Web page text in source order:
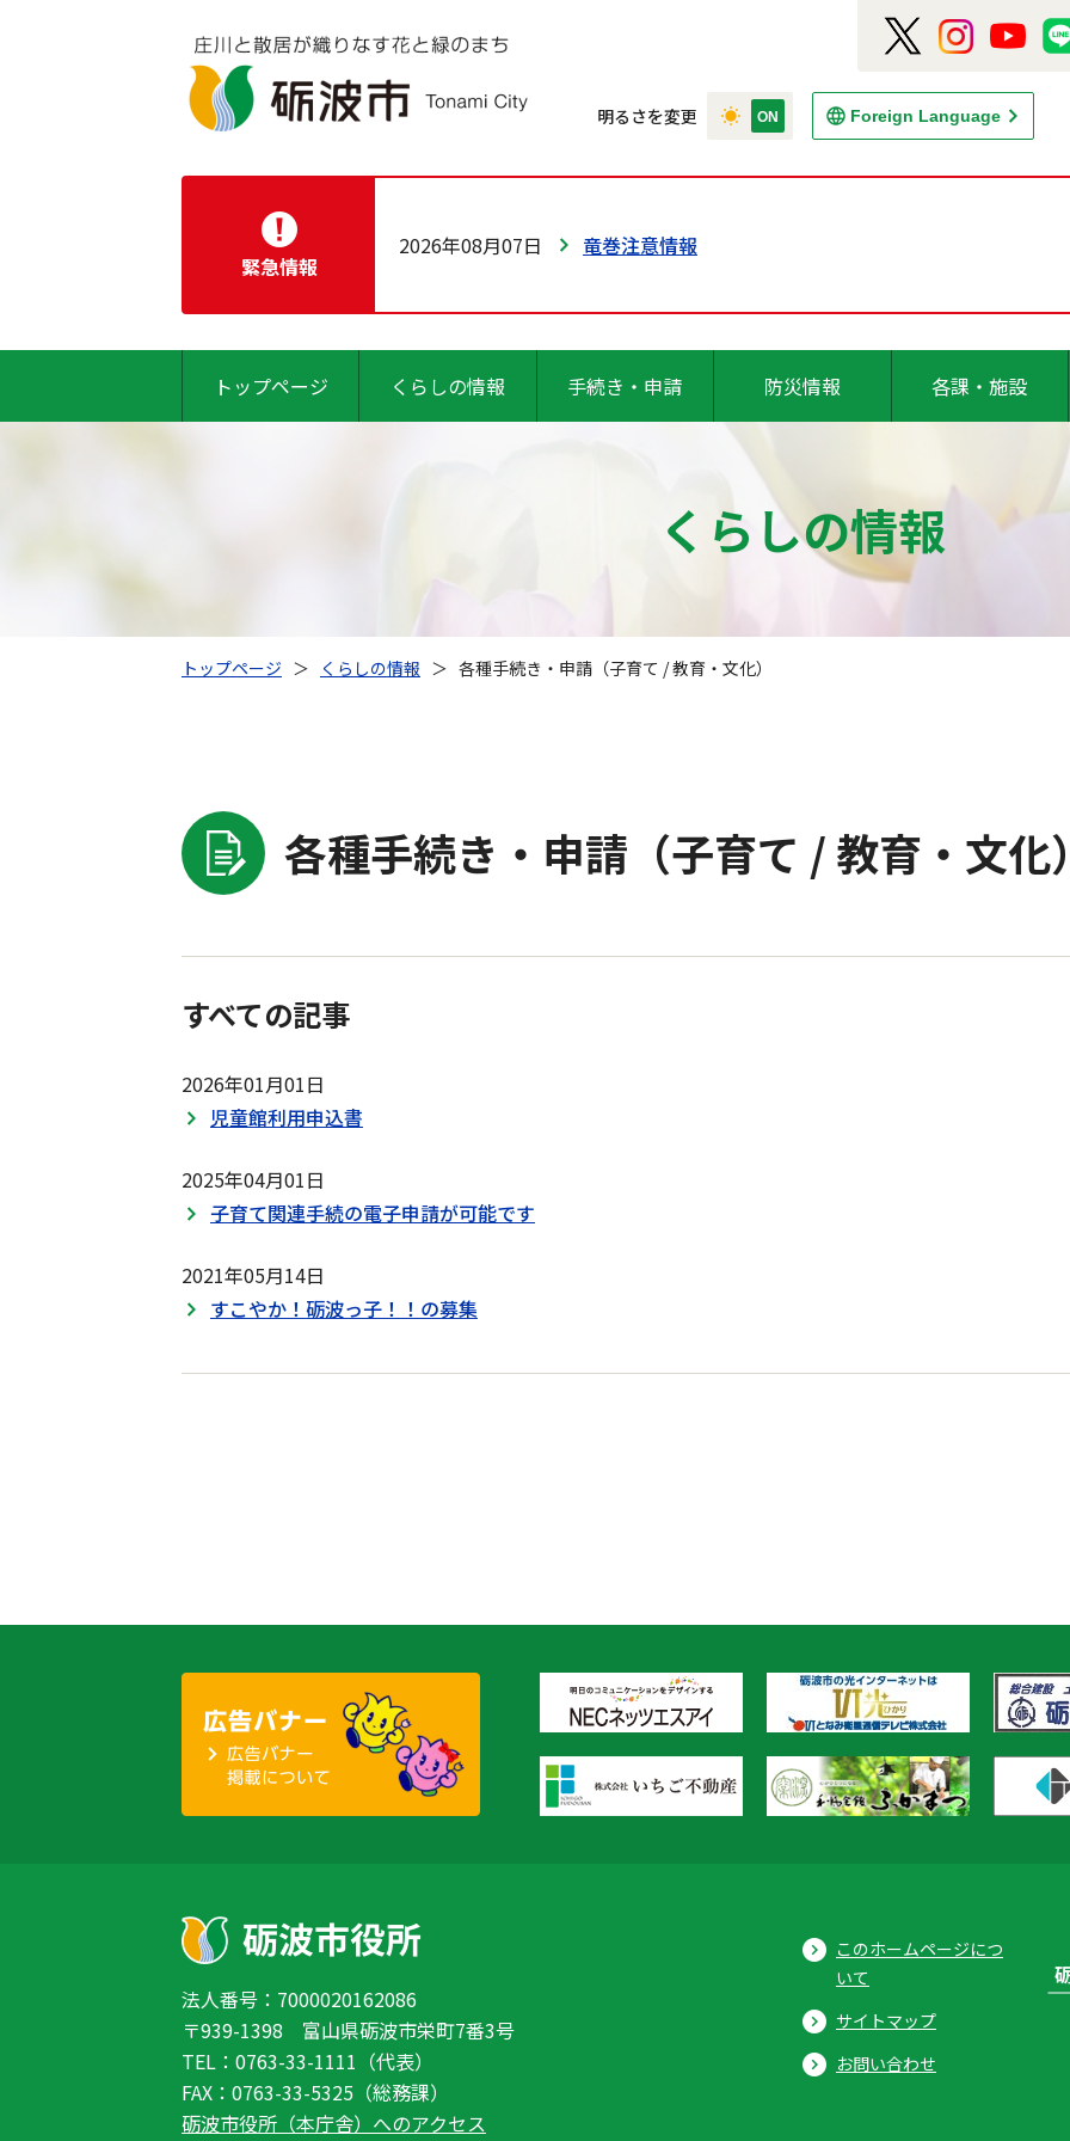
明るさを変更 Foreign Language
緊急情報
2026年08月07日 竜巻注意情報
トップページ くらしの情報 手続き・申請 防災情報 各課・施設
くらしの情報
トップページ ＞ くらしの情報 ＞ 各種手続き・申請（子育て / 教育・文化）
各種手続き・申請（子育て / 教育・文化
すべての記事
2026年01月01日
児童館利用申込書
2025年04月01日
子育て関連手続の電子申請が可能です
2021年05月14日
すこやか！砺波っ子！！の募集
法人番号：7000020162086
〒939-1398 富山県砺波市栄町7番3号
TEL：0763-33-1111（代表）
FAX：0763-33-5325（総務課）
砺波市役所（本庁舎）へのアクセス
このホームページにつ
いて
サイトマップ
お問い合わせ